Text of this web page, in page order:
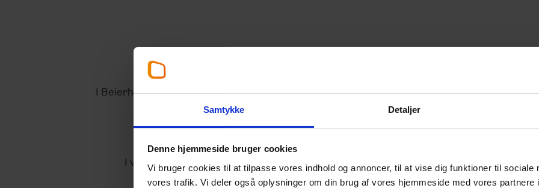
Samtykke Detaljer
Denne hjemmeside bruger cookies
Vi bruger cookies til at tilpasse vores indhold og annoncer, til at vise dig funktioner til sociale
vores trafik. Vi deler også oplysninger om din brug af vores hjemmeside med vores partnere
I Beierholm Mariagerfjord brænder vi for at være kundernes betroede
udvikle kundernes forretning og forenkle deres økonomiske administration i
I videoen møder du Louise, Rasmus, Cecilie og Frederik, som fortæller om deres
hvor den målrettede faglige udvikling går hånd i hånd med fleksibilitet og